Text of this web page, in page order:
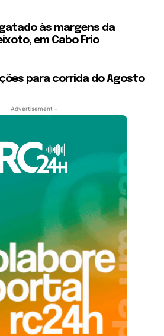
às margens da
em Cabo Frio
para corrida do Agosto
- Advertisement -